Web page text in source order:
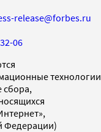
release@forbes.ru
06
технологии
сбора,
Федерации)